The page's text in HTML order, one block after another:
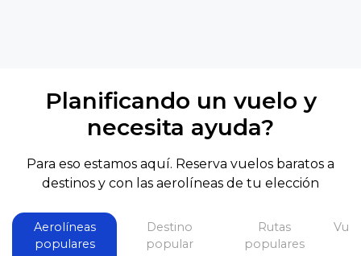
Planificando un vuelo y
necesita ayuda?
Para eso estamos aquí. Reserva vuelos baratos a
destinos y con las aerolíneas de tu elección
Aerolíneas
populares
Destino
popular
Rutas
populares